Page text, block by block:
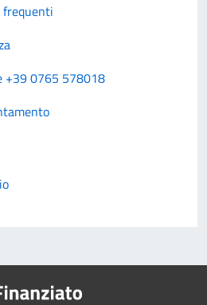
frequenti
+39 0765 578018